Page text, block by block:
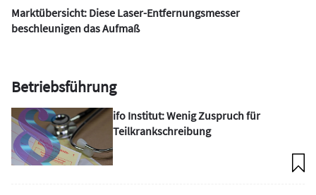
Marktübersicht: Diese Laser-Entfernungsmesser
beschleunigen das Aufmaß
Betriebsführung
ifo Institut: Wenig Zuspruch für
Teilkrankschreibung